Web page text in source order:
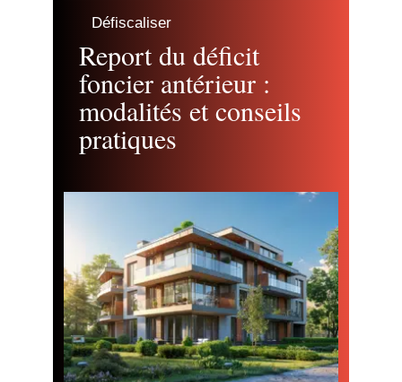
Défiscaliser
Report du déficit
foncier antérieur :
modalités et conseils
pratiques